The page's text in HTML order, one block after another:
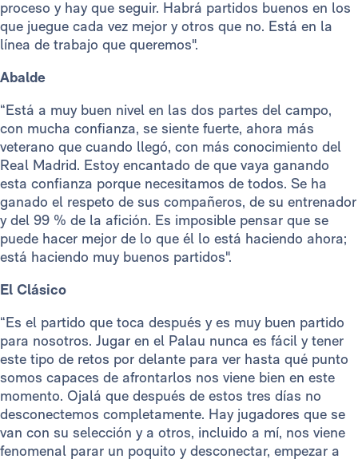
proceso y hay que seguir. Habrá partidos buenos en los
que juegue cada vez mejor y otros que no. Está en la
línea de trabajo que queremos".
Abalde
“Está a muy buen nivel en las dos partes del campo,
con mucha confianza, se siente fuerte, ahora más
veterano que cuando llegó, con más conocimiento del
Real Madrid. Estoy encantado de que vaya ganando
esta confianza porque necesitamos de todos. Se ha
ganado el respeto de sus compañeros, de su entrenador
y del 99 % de la afición. Es imposible pensar que se
puede hacer mejor de lo que él lo está haciendo ahora;
está haciendo muy buenos partidos".
El Clásico
“Es el partido que toca después y es muy buen partido
para nosotros. Jugar en el Palau nunca es fácil y tener
este tipo de retos por delante para ver hasta qué punto
somos capaces de afrontarlos nos viene bien en este
momento. Ojalá que después de estos tres días no
desconectemos completamente. Hay jugadores que se
van con su selección y a otros, incluido a mí, nos viene
fenomenal parar un poquito y desconectar, empezar a